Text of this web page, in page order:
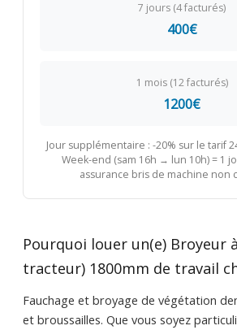
7 jours (4 facturés)
400€
1 mois (12 facturés)
1200€
Jour supplémentaire : -20% sur le tarif
Week-end (sam 16h → lun 10h) = 1
assurance bris de machine non
Pourquoi louer un(e) Broyeur
tracteur) 1800mm de travail
Fauchage et broyage de végétation
et broussailles. Que vous soyez